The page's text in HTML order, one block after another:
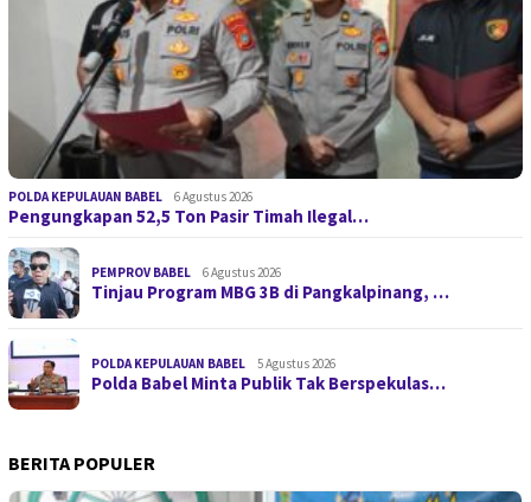
POLDA KEPULAUAN BABEL 6 Agustus 2026
Pengungkapan 52,5 Ton Pasir Timah Ilegal…
PEMPROV BABEL 6 Agustus 2026
Tinjau Program MBG 3B di Pangkalpinang, …
POLDA KEPULAUAN BABEL 5 Agustus 2026
Polda Babel Minta Publik Tak Berspekulas…
BERITA POPULER